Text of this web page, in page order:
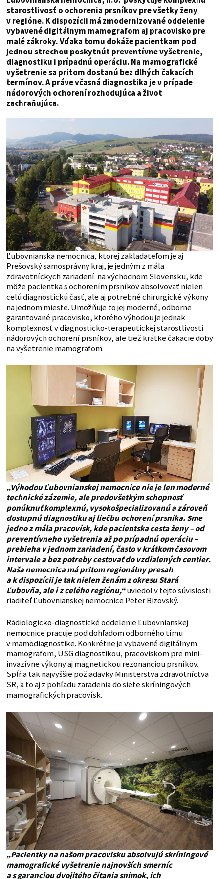
starostlivosť o ochorenia prsníkov pre všetky ženy
v regióne. K dispozícii má zmodernizované oddelenie
vybavené digitálnym mamografom aj pracovisko pre
malé zákroky. Vďaka tomu dokáže pacientkam pod
jednou strechou poskytnúť preventívne vyšetrenie,
diagnostiku i prípadnú operáciu. Na mamografické
vyšetrenie sa pritom dostanú bez dlhých čakacích
termínov. A práve včasná diagnostika je v prípade
nádorových ochorení rozhodujúca a život
zachraňujúca.
Ľubovnianska nemocnica, ktorej zakladateľom je aj
Prešovský samosprávny kraj, je jedným z mála
zdravotníckych zariadení na východnom Slovensku, kde
môže pacientka s ochorením prsníkov absolvovať nielen
celú diagnostickú časť, ale aj potrebné chirurgické výkony
na jednom mieste. Umožňuje to jej moderné, odborne
garantované pracovisko, ktorého výhodou je jednak
komplexnosť v diagnosticko-terapeutickej starostlivosti
nádorových ochorení prsníkov, ale tiež krátke čakacie doby
na vyšetrenie mamografom.
„Výhodou Ľubovnianskej nemocnice nie je len moderné
technické zázemie, ale predovšetkým schopnosť
ponúknuť komplexnú, vysokošpecializovanú a zároveň
dostupnú diagnostiku aj liečbu ochorení prsníka. Sme
jedno z mála pracovísk, kde pacientska cesta ženy – od
preventívneho vyšetrenia až po prípadnú operáciu –
prebieha v jednom zariadení, často v krátkom časovom
intervale a bez potreby cestovať do vzdialených centier.
Naša nemocnica má pritom regionálny presah
a k dispozícii je tak nielen ženám z okresu Stará
Ľubovňa, ale i z celého regiónu,“uviedol v tejto súvislosti
riaditeľ Ľubovnianskej nemocnice Peter Bizovský.
Rádiologicko-diagnostické oddelenie Ľubovnianskej
nemocnice pracuje pod dohľadom odborného tímu
v mamodiagnostike. Konkrétne je vybavené digitálnym
mamografom, USG diagnostikou, pracoviskom pre mini-
invazívne výkony aj magnetickou rezonanciou prsníkov.
Spĺňa tak najvyššie požiadavky Ministerstva zdravotníctva
SR, a to aj z pohľadu zaradenia do siete skríningových
mamografických pracovísk.
„Pacientky na našom pracovisku absolvujú skríningové
mamografické vyšetrenie najnovších smerníc
a s garanciou dvojitého čítania snímok, ich